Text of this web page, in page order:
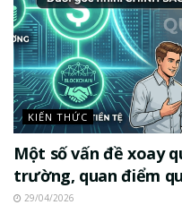
KIẾN THỨC
Một số vấn đề xoay
trường, quan điểm
29/04/2026